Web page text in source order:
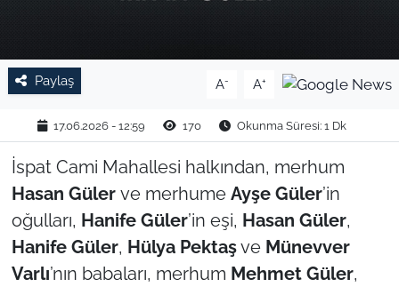
Paylaş A- A+
17.06.2026 - 12:59 170 Okunma Süresi: 1 Dk
İspat Cami Mahallesi halkından, merhum
Hasan Güler ve merhume Ayşe Güler’in
oğulları, Hanife Güler’in eşi, Hasan Güler,
Hanife Güler, Hülya Pektaşve Münevver
Varlı’nın babaları, merhum Mehmet Güler,
RESMİ İLAN
SPOR
YAŞAM
EDİRNE
TEKİRDAĞ